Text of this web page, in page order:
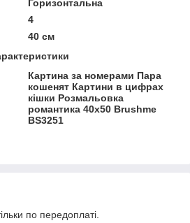
Горизонтальна
4
40 см
Картина за номерами Пара
кошенят Картини в цифрах
кішки Розмальовка
романтика 40х50 Brushme
BS3251
по передоплаті.